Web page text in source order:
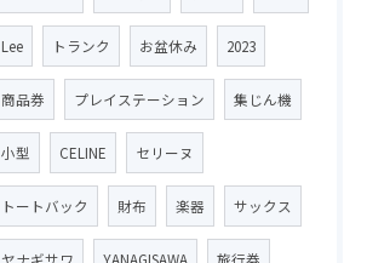
Lee トランク お盆休み 2023
商品券 プレイステーション 集じん機
小型 CELINE セリーヌ
トートバック 財布 楽器 サックス